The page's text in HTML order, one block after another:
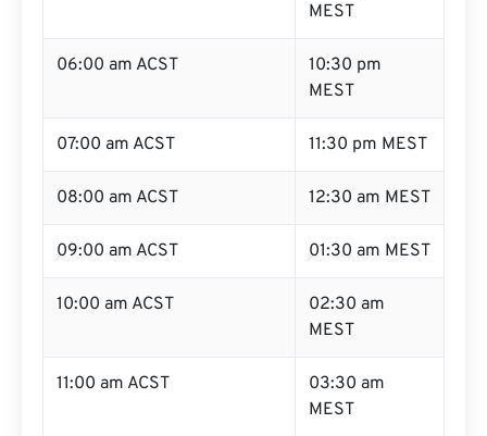
MEST
06:00 am ACST
10:30 pm
MEST
07:00 am ACST 11:30 pm MEST
08:00 am ACST 12:30 am MEST
09:00 am ACST 01:30 am MEST
10:00 am ACST
02:30 am
MEST
11:00 am ACST
03:30 am
MEST